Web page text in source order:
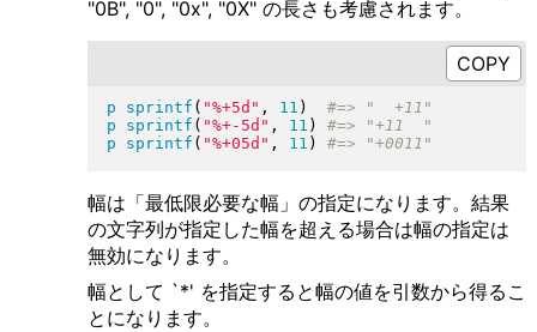
"0B", "0", "0x", "0X" の長さも考慮されます。
p sprintf ( "%+5d " , 11 )
p
sprintf ( "%+-5d " , 11 )
p
sprintf ( "%+05d " , 11 )
幅は「最低限必要な幅」の指定になります。結果
の文字列が指定した幅を超える場合は幅の指定は
無効になります。
幅として `*' を指定すると幅の値を引数から得るこ
とになります。